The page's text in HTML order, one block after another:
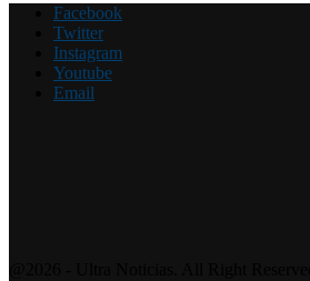
Facebook
Twitter
Instagram
Youtube
Email